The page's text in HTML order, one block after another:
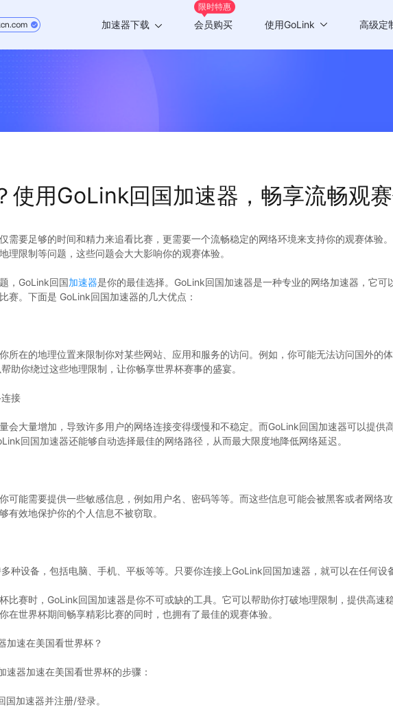
加速器下载
TV版
限时特惠
会员购买 使用GoLink 高级定
使用GoLink回国加速器，畅享流畅观
需要足够的时间和精力来追看比赛，更需要一个流畅稳定的网络环境来支持你的观赛体验
理限制等问题，这些问题会大大影响你的观赛体验。
，GoLink回国加速器是你的最佳选择。GoLink回国加速器是一种专业的网络加速器，它
赛。下面是 GoLink回国加速器的几大优点：
所在的地理位置来限制你对某些网站、应用和服务的访问。例如，你可能无法访问国外的
助你绕过这些地理限制，让你畅享世界杯赛事的盛宴。
接
会大量增加，导致许多用户的网络连接变得缓慢和不稳定。而GoLink回国加速器可以提供
回国加速器还能够自动选择最佳的网络路径，从而最大限度地降低网络延迟。
可能需要提供一些敏感信息，例如用户名、密码等等。而这些信息可能会被黑客或者网络
有效地保护你的个人信息不被窃取。
种设备，包括电脑、手机、平板等等。只要你连接上GoLink回国加速器，就可以在任何设
比赛时，GoLink回国加速器是你不可或缺的工具。它可以帮助你打破地理限制，提供高速
在世界杯期间畅享精彩比赛的同时，也拥有了最佳的观赛体验。
加速在美国看世界杯？
速器加速在美国看世界杯的步骤：
加速器并注册/登录。